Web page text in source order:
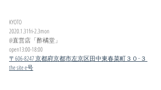
KYOTO
2020.1.31fri-2.3mon
@直営店「酢橘堂」
open13:00-18:00
〒606-8247 京都府京都市左京区田中東春菜町３０−３
the site e号